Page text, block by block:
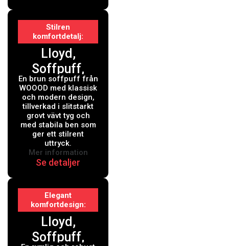
Stilren
komfortdetalj
Lloyd,
Soffpuff,
brun,
H45x90x90
cm
En brun soffpuff från
WOOOD med klassisk
och modern design,
tillverkad i slitstarkt
grovt vävt tyg och
med stabila ben som
ger ett stilrent
uttryck.
Se detaljer
Mer information
Elegant
komfortdesign
Lloyd,
Soffpuff,